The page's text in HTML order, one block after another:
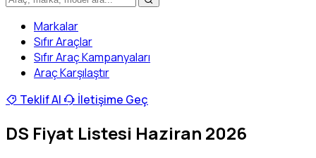
Markalar
Sıfır Araçlar
Sıfır Araç Kampanyaları
Araç Karşılaştır
Teklif Al
İletişime Geç
DS Fiyat Listesi Haziran 2026